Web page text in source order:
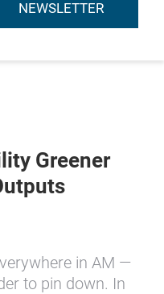
NEWSLETTER
Greener
in AM —
to pin down. In